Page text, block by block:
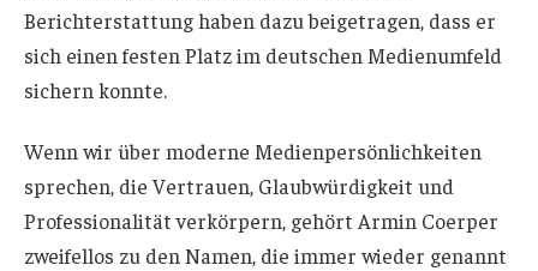
Berichterstattung haben dazu beigetragen, dass er
sich einen festen Platz im deutschen Medienumfeld
sichern konnte.
Wenn wir über moderne Medienpersönlichkeiten
sprechen, die Vertrauen, Glaubwürdigkeit und
Professionalität verkörpern, gehört Armin Coerper
zweifellos zu den Namen, die immer wieder genannt